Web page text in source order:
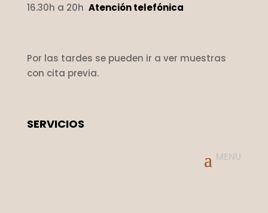
16.30h a 20h Atención telefónica
Por las tardes se pueden ir a ver muestras
con cita previa.
SERVICIOS